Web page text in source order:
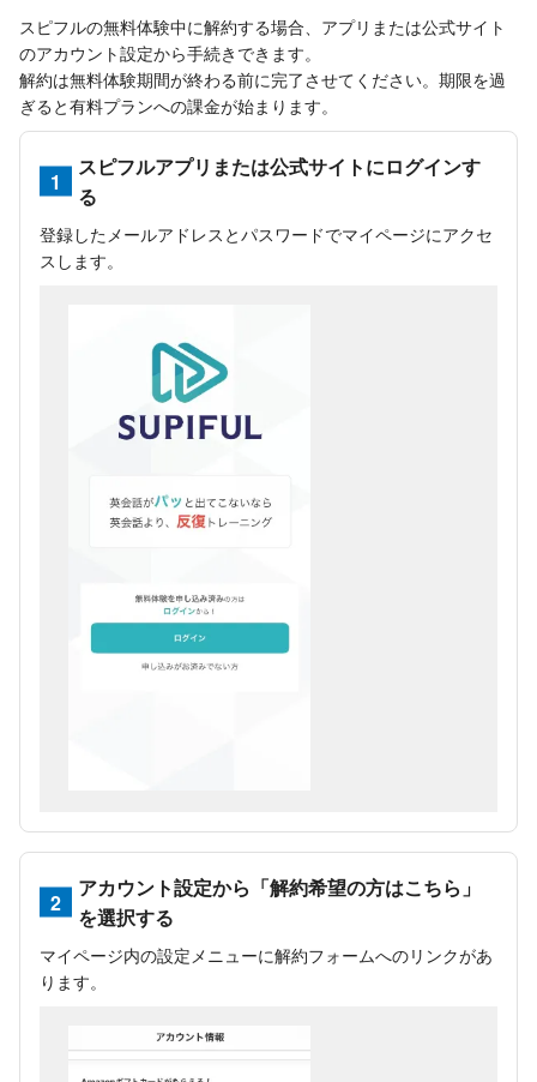
スピフルの無料体験中に解約する場合、アプリまたは公式サイト
のアカウント設定から手続きできます。
解約は無料体験期間が終わる前に完了させてください。期限を過
ぎると有料プランへの課金が始まります。
1
スピフルアプリまたは公式サイトにログインす
る
登録したメールアドレスとパスワードでマイページにアクセ
スします。
2
アカウント設定から「解約希望の方はこちら」
を選択する
マイページ内の設定メニューに解約フォームへのリンクがあ
ります。